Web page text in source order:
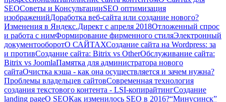
SEOСоветы и КонсультацииSEO оптимизация
изображенийДоработка веб-сайта или создание нового?
Изменения в Яндекс.Директ с апреля 2018Отложенный спрос
и работа с нимФормирование фирменного стиляЭлектронный
документооборотО САЙТАХСоздание сайта на Wordpress: за
и противСоздание сайта: Bitrix vs OtherОбслуживание сайта:
Bitrix vs JoomlaПамятка для администратора нового
сайтаОчистка кэша - как она осуществляется и зачем нужна?
Проблемы владельцев сайтовСовременная технология
создания текстового контента - LSI-копирайтингСоздание
landing pageО SEOКак изменилось SEO в 2016?“Минусинск”